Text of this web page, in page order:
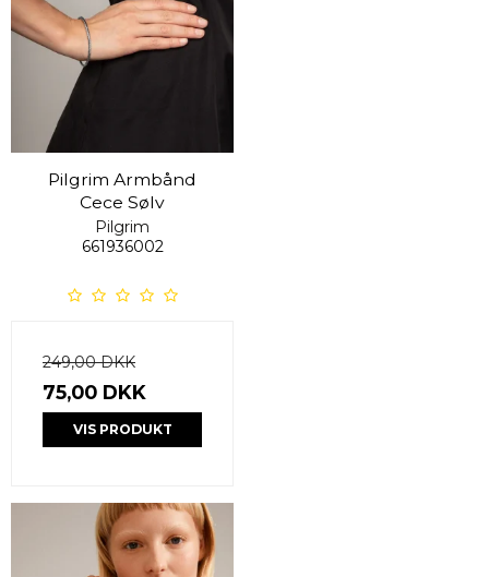
Pilgrim Armbånd
Cece Sølv
Pilgrim
661936002
249,00 DKK
75,00 DKK
VIS PRODUKT